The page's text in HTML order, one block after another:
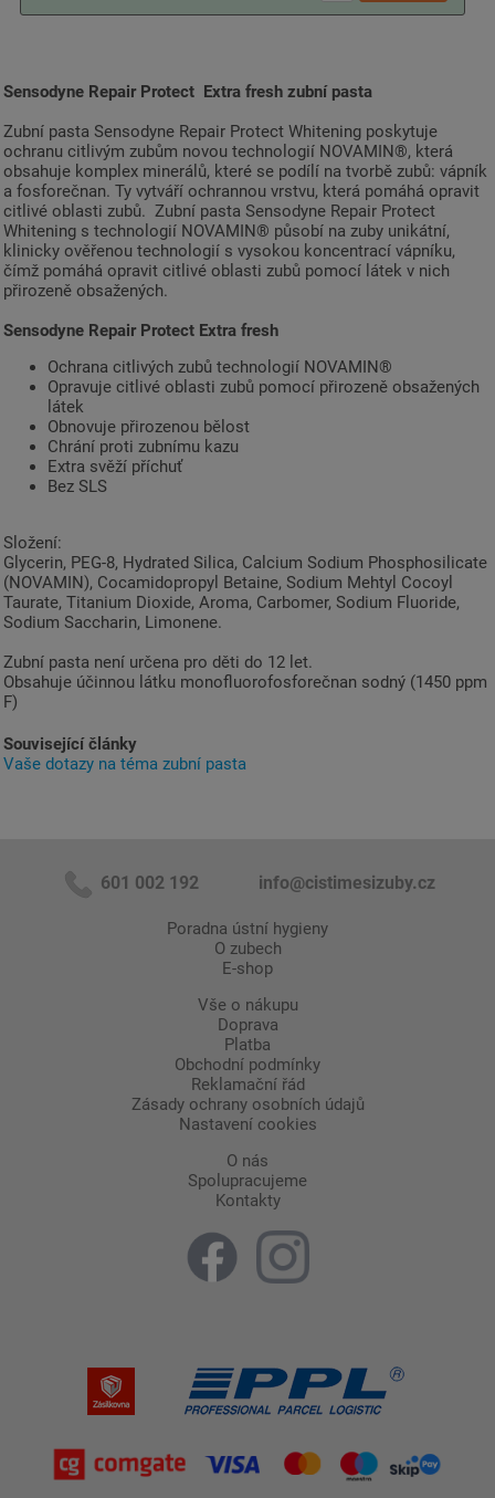
Sensodyne Repair Protect Extra fresh zubní pasta
Zubní pasta Sensodyne Repair Protect Whitening poskytuje
ochranu citlivým zubům novou technologií NOVAMIN®, která
obsahuje komplex minerálů, které se podílí na tvorbě zubů: vápník
a fosforečnan. Ty vytváří ochrannou vrstvu, která pomáhá opravit
citlivé oblasti zubů. Zubní pasta Sensodyne Repair Protect
Whitening s technologií NOVAMIN® působí na zuby unikátní,
klinicky ověřenou technologií s vysokou koncentrací vápníku,
čímž pomáhá opravit citlivé oblasti zubů pomocí látek v nich
přirozeně obsažených.
Sensodyne Repair Protect Extra fresh
Ochrana citlivých zubů technologií NOVAMIN®
Opravuje citlivé oblasti zubů pomocí přirozeně obsažených
látek
Obnovuje přirozenou bělost
Chrání proti zubnímu kazu
Extra svěží příchuť
Bez SLS
Složení:
Glycerin, PEG-8, Hydrated Silica, Calcium Sodium Phosphosilicate
(NOVAMIN), Cocamidopropyl Betaine, Sodium Mehtyl Cocoyl
Taurate, Titanium Dioxide, Aroma, Carbomer, Sodium Fluoride,
Sodium Saccharin, Limonene.
Zubní pasta není určena pro děti do 12 let.
Obsahuje účinnou látku monofluorofosforečnan sodný (1450 ppm
F)
Související články
Vaše dotazy na téma zubní pasta
601 002 192 info@cistimesizuby.cz
Poradna ústní hygieny
O zubech
E-shop
Vše o nákupu
Doprava
Platba
Obchodní podmínky
Reklamační řád
Zásady ochrany osobních údajů
Nastavení cookies
O nás
Spolupracujeme
Kontakty